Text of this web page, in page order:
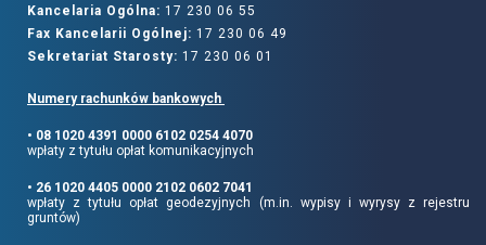
Kancelaria Ogólna: 17 230 06 55
Fax Kancelarii Ogólnej: 17 230 06 49
Sekretariat Starosty: 17 230 06 01
Numery rachunków bankowych
• 08 1020 4391 0000 6102 0254 4070
wpłaty z tytułu opłat komunikacyjnych
• 26 1020 4405 0000 2102 0602 7041
wpłaty z tytułu opłat geodezyjnych (m.in. wypisy i wyrysy z rejestru
gruntów)